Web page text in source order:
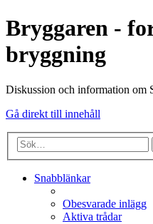
Bryggaren -
bryggning
Diskussion och information om
Gå direkt till innehåll
Snabblänkar
Obesvarade inlägg
Aktiva trådar